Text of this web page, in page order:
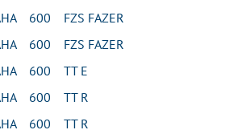
600 FZS FAZER
600 FZS FAZER
600 TT E
600 TT R
600 TT R